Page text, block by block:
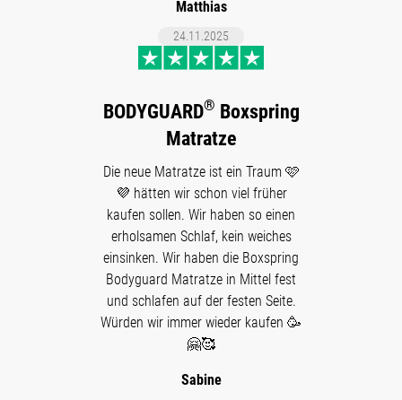
Matthias
24.11.2025
BODYGUARD® Boxspring
Matratze
Die neue Matratze ist ein Traum 🩷
💜 hätten wir schon viel früher
kaufen sollen. Wir haben so einen
erholsamen Schlaf, kein weiches
einsinken. Wir haben die Boxspring
Bodyguard Matratze in Mittel fest
und schlafen auf der festen Seite.
Würden wir immer wieder kaufen 🥳
🤗🥰
Sabine